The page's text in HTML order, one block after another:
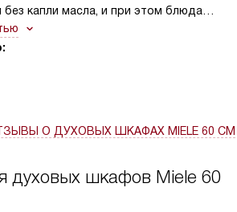
капли масла, и при этом блюда
и золотистыми снаружи. Очень
Плюс»: она равномерно
всем пяти уровням, благодаря чему
нескольких блюд (например, запеканки,
идеально. Семисегментный
особенно помогает, когда
Ещё отмечу быстрый разогрев: всего
нужной температуры, что
в будние дни.
О ДУХОВЫХ ШКАФАХ MIELE 60 СМ
духовых шкафов Miele 60